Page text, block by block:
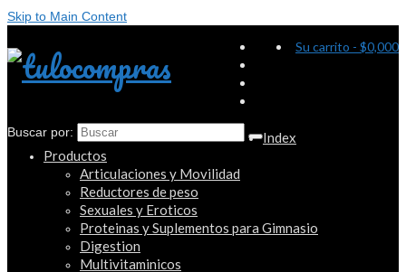
Skip to Main Content
Su carrito - $0,000
Buscar por:
Index
Productos
Articulaciones y Movilidad
Reductores de peso
Sexuales y Eroticos
Proteinas y Suplementos para Gimnasio
Digestion
Multivitaminicos